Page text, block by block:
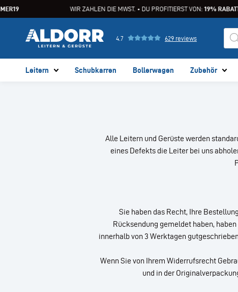
WIR ZAHLEN DIE MWST. • DU PROFITIERST VON:19% RABATT
4.7 629 reviews
Leitern Schubkarren Bollerwagen Zubehör
Alle Leitern und Gerüste werden
eines Defekts die Leiter bei uns
Sie haben das Recht, Ihre
Rücksendung gemeldet haben,
innerhalb von 3 Werktagen
Wenn Sie von Ihrem Widerrufsrecht
und in der